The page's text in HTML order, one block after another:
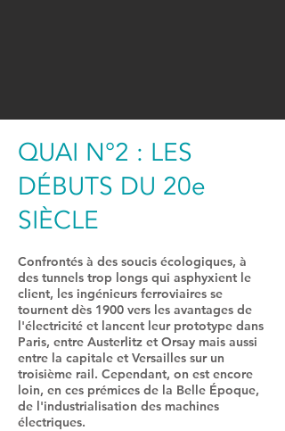
QUAI N°2 : LES
DÉBUTS DU 20e
SIÈCLE
Confrontés à des soucis écologiques, à
des tunnels trop longs qui asphyxient le
client, les ingénieurs ferroviaires se
tournent dès 1900 vers les avantages de
l'électricité et lancent leur prototype dans
Paris, entre Austerlitz et Orsay mais aussi
entre la capitale et Versailles sur un
troisième rail. Cependant, on est encore
loin, en ces prémices de la Belle Époque,
de l'industrialisation des machines
électriques.